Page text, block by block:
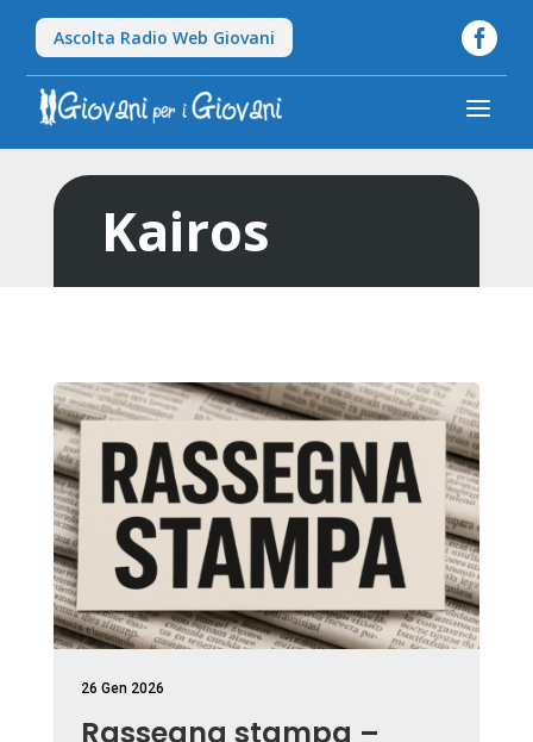
Ascolta Radio Web Giovani 
a
Kairos
26 Gen 2026
Rassegna stampa –